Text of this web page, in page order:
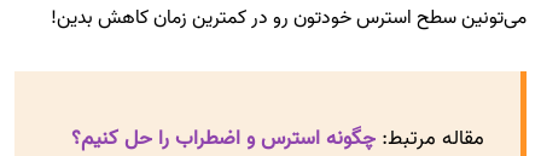
می‌تونین سطح استرس خودتون رو در کمترین زمان کاهش بدین!
مقاله مرتبط: چگونه استرس و اضطراب را حل کنیم؟